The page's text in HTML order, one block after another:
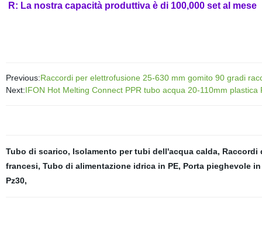
R: La nostra capacità produttiva è di 100,000 set al mese
Previous:Raccordi per elettrofusione 25-630 mm gomito 90 gradi
Next:IFON Hot Melting Connect PPR tubo acqua 20-110mm plastica
Tubo di scarico, Isolamento per tubi dell'acqua calda, Raccordi
francesi, Tubo di alimentazione idrica in PE, Porta pieghevole
Pz30,